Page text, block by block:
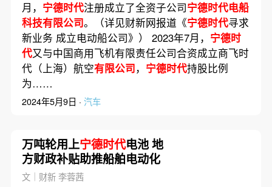
月， 宁德时代注册成立了全资子公司宁德时代电船
科技有限公司。（详见财新网报道《宁德时代寻求
新业务 成立电动船公司》） 2023年7月， 宁德时
代又与中国商用飞机有限责任公司合资成立商飞时
代（上海）航空有限公司， 宁德时代持股比例
为……
2024年5月9日 · 汽车
万吨轮用上宁德时代电池 地
方财政补贴助推船舶电动化
文｜财新 李蓉茜